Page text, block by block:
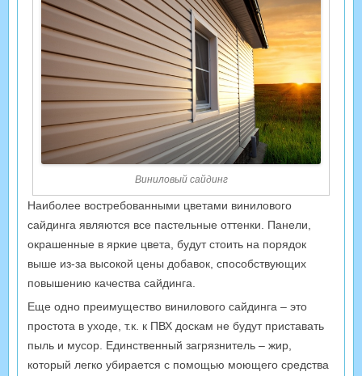
Виниловый сайдинг
Наиболее востребованными цветами винилового
сайдинга являются все пастельные оттенки. Панели,
окрашенные в яркие цвета, будут стоить на порядок
выше из-за высокой цены добавок, способствующих
повышению качества сайдинга.
Еще одно преимущество винилового сайдинга – это
простота в уходе, т.к. к ПВХ доскам не будут приставать
пыль и мусор. Единственный загрязнитель – жир,
который легко убирается с помощью моющего средства